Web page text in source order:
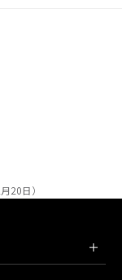
20日）